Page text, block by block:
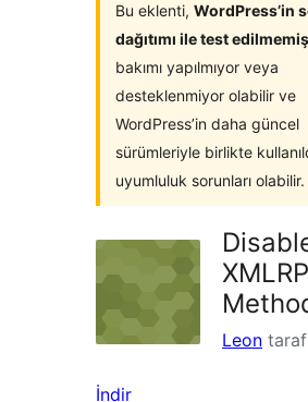
Bu eklenti, WordPress’in
dağıtımı ile test edilmemiş
bakımı yapılmıyor veya
desteklenmiyor olabilir ve
WordPress’in daha güncel
sürümleriyle birlikte
uyumluluk sorunları olabilir.
Leon
İndir